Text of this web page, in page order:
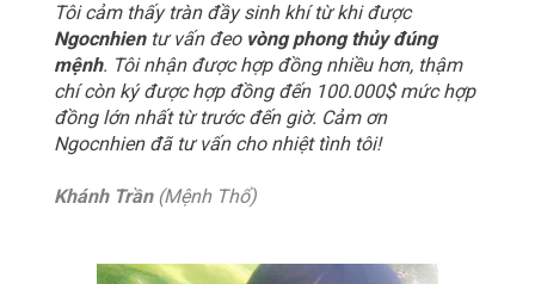
Tôi cảm thấy tràn đầy sinh khí từ khi được
Ngocnhientư vấn đeo vòng phong thủy đúng
mệnh. Tôi nhận được hợp đồng nhiều hơn, thậm
chí còn ký được hợp đồng đến 100.000$ mức hợp
đồng lớn nhất từ trước đến giờ. Cảm ơn
Ngocnhien đã tư vấn cho nhiệt tình tôi!
Khánh Trần(Mệnh Thổ)